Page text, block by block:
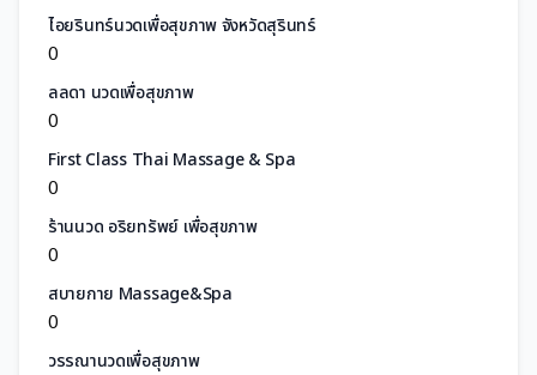
ไอยรินทร์นวดเพื่อสุขภาพ จังหวัดสุรินทร์
0
ลลดา นวดเพื่อสุขภาพ
0
First Class Thai Massage & Spa
0
ร้านนวด อริยทรัพย์ เพื่อสุขภาพ
0
สบายกาย Massage&Spa
0
วรรณานวดเพื่อสุขภาพ